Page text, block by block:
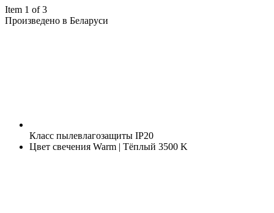
Item 1 of 3
Произведено в Беларуси
Класс пылевлагозащиты IP20
Цвет свечения Warm | Тёплый 3500 K